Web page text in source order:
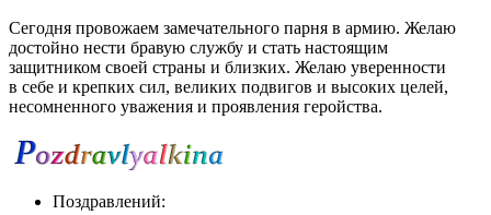
Сегодня провожаем замечательного парня в армию. Желаю
достойно нести бравую службу и стать настоящим
защитником своей страны и близких. Желаю уверенности
в себе и крепких сил, великих подвигов и высоких целей,
несомненного уважения и проявления геройства.
Поздравлений: